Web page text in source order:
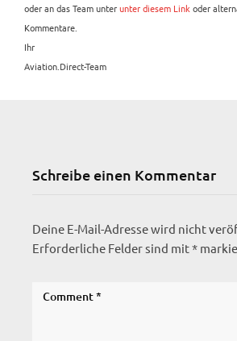
oder an das Team unterunter diesem Link oder
Kommentare.
Ihr
Aviation.Direct-Team
Schreibe einen Kommentar
Deine E-Mail-Adresse wird nicht
Erforderliche Felder sind mit*